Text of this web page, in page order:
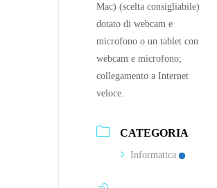
Mac) (scelta consigliabile)
dotato di webcam e
microfono o un tablet con
webcam e microfono;
collegamento a Internet
veloce.
CATEGORIA
Informatica